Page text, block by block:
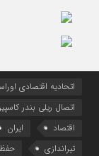
اتحادیه اقتصادی
اتصال ریلی بندر
اقتصاد
ایران
تیراندازی
حفظ